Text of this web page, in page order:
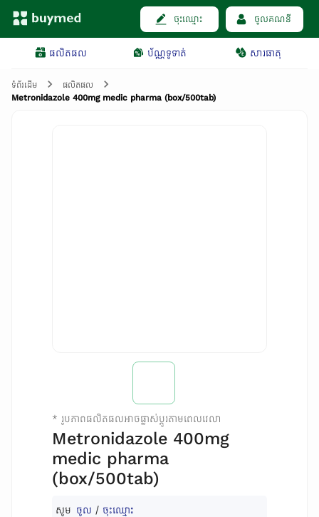
ចុះឈ្មោះ ចូលគណនី
ផលិតផល ប័ណ្ណទូទាត់ សារធាតុ
ទំព័រដើម
ផលិតផល
Metronidazole 400mg medic pharma (box/500tab)
* រូបភាពផលិតផលអាចផ្លាស់ប្តូរតាមពេលវេលា
Metronidazole 400mg
medic pharma
(box/500tab)
សូម ចូល / ចុះឈ្មោះ